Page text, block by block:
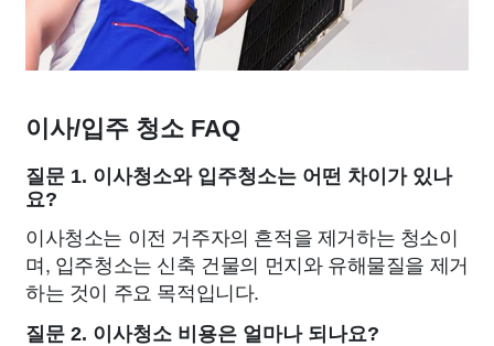
이사/입주 청소 FAQ
질문 1. 이사청소와 입주청소는 어떤 차이가 있나
요?
이사청소는 이전 거주자의 흔적을 제거하는 청소이
며, 입주청소는 신축 건물의 먼지와 유해물질을 제거
하는 것이 주요 목적입니다.
질문 2. 이사청소 비용은 얼마나 되나요?